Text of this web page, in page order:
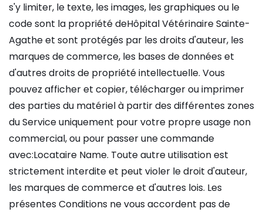
s'y limiter, le texte, les images, les graphiques ou le
code sont la propriété deHôpital Vétérinaire Sainte-
Agathe et sont protégés par les droits d'auteur, les
marques de commerce, les bases de données et
d'autres droits de propriété intellectuelle. Vous
pouvez afficher et copier, télécharger ou imprimer
des parties du matériel à partir des différentes zones
du Service uniquement pour votre propre usage non
commercial, ou pour passer une commande
avec:Locataire Name. Toute autre utilisation est
strictement interdite et peut violer le droit d'auteur,
les marques de commerce et d'autres lois. Les
présentes Conditions ne vous accordent pas de